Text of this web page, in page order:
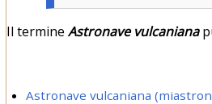
Il termine Astronave vulcaniana
Astronave vulcaniana